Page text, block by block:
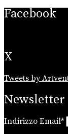
Facebook
X
Tweets by
Newsletter
Indirizzo Email*